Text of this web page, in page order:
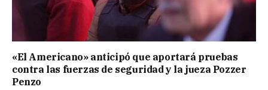
«El Americano» anticipó que aportará pruebas
contra las fuerzas de seguridad y la jueza Pozzer
Penzo